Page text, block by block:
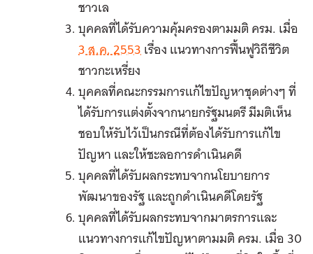
ชาวเล
บุคคลที่ได้รับความคุ้มครองตามมติ ครม. เมื่อ
3 ส.ค. 2553เรื่อง แนวทางการฟื้นฟูวิถีชีวิต
ชาวกะเหรี่ยง
บุคคลที่คณะกรรมการแก้ไขปัญหาชุดต่างๆ ที่
ได้รับการแต่งตั้งจากนายกรัฐมนตรี มีมติเห็น
ชอบให้รับไว้เป็นกรณีที่ต้องได้รับการแก้ไข
ปัญหา และให้ชะลอการดำเนินคดี
บุคคลที่ได้รับผลกระทบจากนโยบายการ
พัฒนาของรัฐ และถูกดำเนินคดีโดยรัฐ
บุคคลที่ได้รับผลกระทบจากมาตรการและ
แนวทางการแก้ไขปัญหาตามมติ ครม. เมื่อ 30